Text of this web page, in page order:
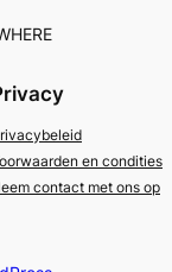
en condities
contact met ons op